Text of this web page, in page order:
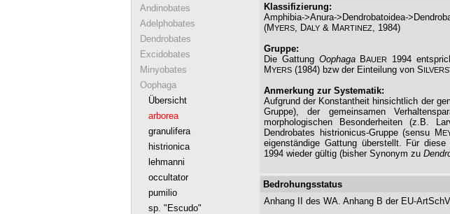
Andinobates
Adelphobates
Dendrobates
Excidobates
Minyobates
Oophaga
Übersicht
arborea
granulifera
histrionica
lehmanni
occultator
pumilio
sp. "Escudo"
Klassifizierung:
Amphibia->Anura->Dendrobatoidea-
(MYERS , DALY & MARTINEZ
, 1984)
Gruppe:
Die Gattung OophagaBAUER
1994
MYERS (1984) bzw der Einteilung von S
Anmerkung zur Systematik:
Aufgrund der Konstantheit hinsichtlich der
Gruppe), der gemeinsamen
morphologischen Besonderheiten (z.B.
Dendrobates histrionicus-Gruppe (sensu M
eigenständige Gattung überstellt. Für
1994 wieder gültig (bisher Synonym zu
Bedrohungsstatus
Anhang II des WA. Anhang B der EU-